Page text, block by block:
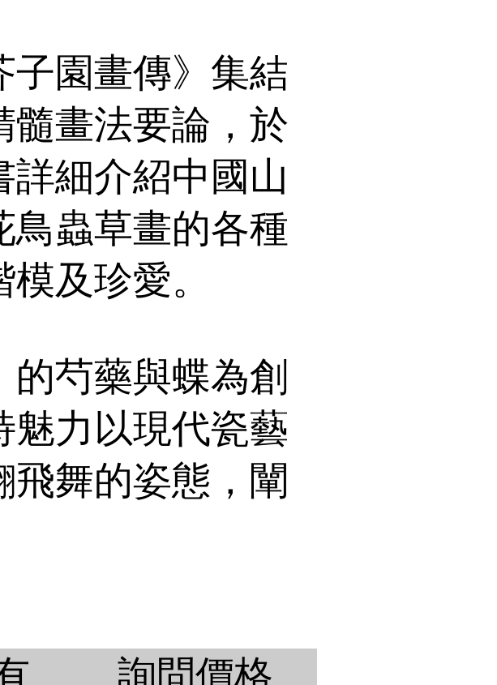
子園畫傳》集結
髓畫法要論，於
細介紹中國山
鳥蟲草畫的各種
及珍愛。
芍藥與蝶為創
魅力以現代瓷藝
舞的姿態，闡
詢問價格